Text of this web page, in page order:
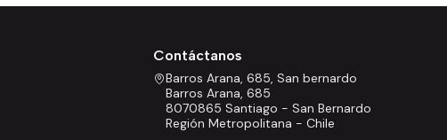
Contáctanos
Barros Arana, 685, San bernardo
Barros Arana, 685
8070865 Santiago - San Bernardo
Región Metropolitana - Chile